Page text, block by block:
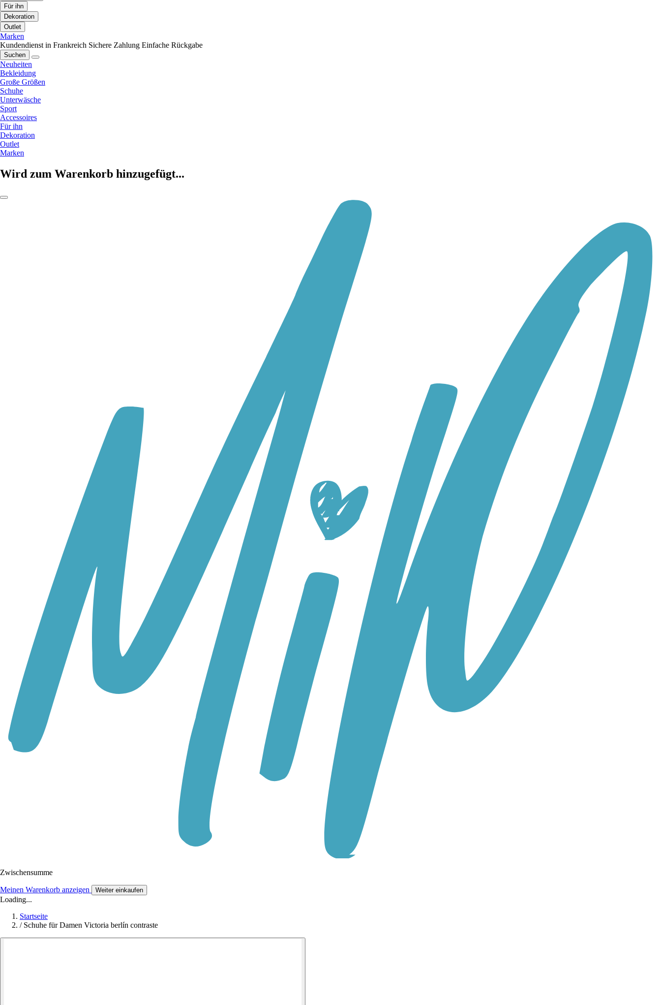
Für ihn
Dekoration
Outlet
Marken
Kundendienst in Frankreich Sichere Zahlung Einfache Rückgabe
Suchen
Neuheiten
Bekleidung
Große Größen
Schuhe
Unterwäsche
Sport
Accessoires
Für ihn
Dekoration
Outlet
Marken
Wird zum Warenkorb hinzugefügt...
Zwischensumme
Meinen Warenkorb anzeigen Weiter einkaufen
Loading...
Startseite
/ Schuhe für Damen Victoria berlín contraste